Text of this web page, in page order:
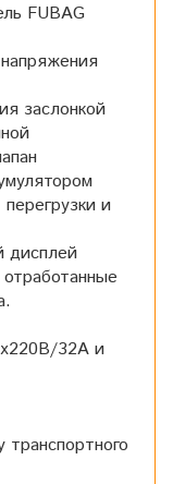
FUBAG
заслонкой
и
дисплей
32А и
транспортного